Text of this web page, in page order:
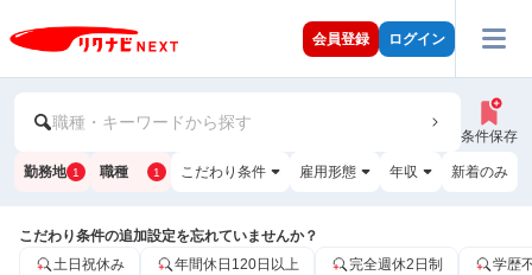
会員登録 ログイン
職種・キーワードから探す
条件保存
勤務地 1 職種 1 こだわり条件 雇用形態 年収 新着のみ
こだわり条件の追加設定を忘れていませんか？
土日祝休み
年間休日120日以上 完全週休2日制 学歴